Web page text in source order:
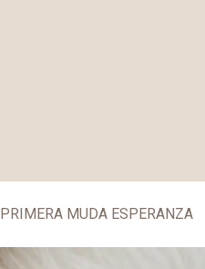
PRIMERA MUDA ESPERANZA